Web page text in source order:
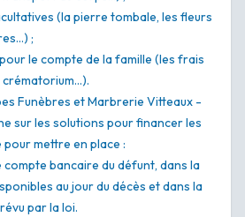
(la pierre tombale, les fleurs
;
le compte de la famille (les frais
crématorium…).
Funèbres et Marbrerie Vitteaux -
sur les solutions pour financer les
mettre en place :
compte bancaire du défunt, dans la
au jour du décès et dans la
par la loi.